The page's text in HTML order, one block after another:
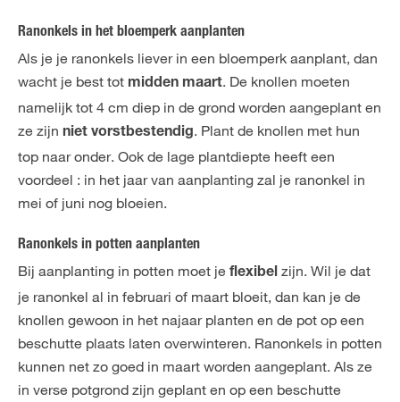
Ranonkels in het bloemperk aanplanten
Als je je ranonkels liever in een bloemperk aanplant, dan
wacht je best tot midden maart. De knollen moeten
namelijk tot 4 cm diep in de grond worden aangeplant en
ze zijn niet vorstbestendig. Plant de knollen met hun
top naar onder. Ook de lage plantdiepte heeft een
voordeel : in het jaar van aanplanting zal je ranonkel in
mei of juni nog bloeien.
Ranonkels in potten aanplanten
Bij aanplanting in potten moet je flexibel zijn. Wil je dat
je ranonkel al in februari of maart bloeit, dan kan je de
knollen gewoon in het najaar planten en de pot op een
beschutte plaats laten overwinteren. Ranonkels in potten
kunnen net zo goed in maart worden aangeplant. Als ze
in verse potgrond zijn geplant en op een beschutte